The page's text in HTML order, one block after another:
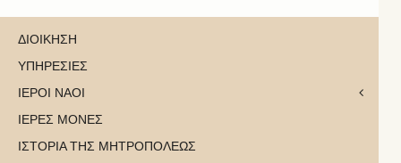
ΔΙΟΙΚΗΣΗ
ΥΠΗΡΕΣΙΕΣ
ΙΕΡΟΙ ΝΑΟΙ
ΙΕΡΕΣ ΜΟΝΕΣ
ΙΣΤΟΡΙΑ ΤΗΣ ΜΗΤΡΟΠΟΛΕΩΣ